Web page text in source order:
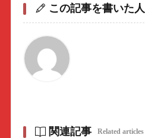
この記事を書いた人
関連記事 Related articles